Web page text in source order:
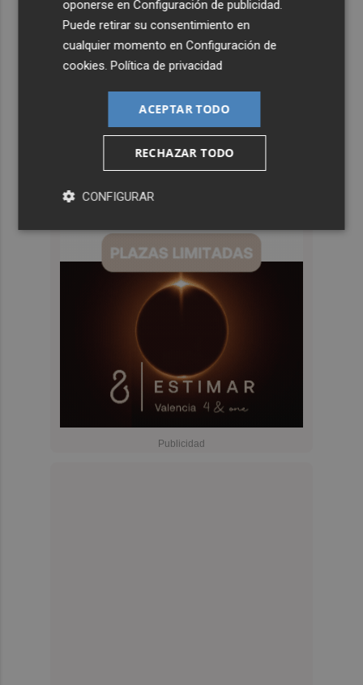
oponerse enConfiguración de publicidad
Puede retirar su consentimiento en
cualquier momento enConfiguración de
cookies .Política de privacidad
ACEPTAR TODO
RECHAZAR TODO
CONFIGURAR